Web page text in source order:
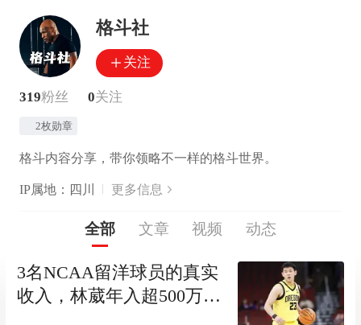
格斗社
关注
319粉丝 0关注
2枚勋章
格斗内容分享，带你领略不一样的格斗世界。
IP属地：四川 更多信息
全部 文章 视频 动态
3名NCAA留洋球员的真实
收入，林葳年入超500万，